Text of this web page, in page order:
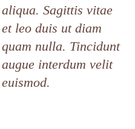
aliqua. Sagittis vitae
et leo duis ut diam
quam nulla. Tincidunt
augue interdum velit
euismod.